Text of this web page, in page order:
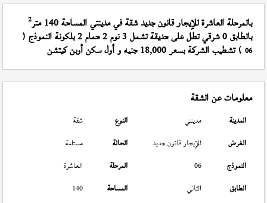
بالمرحلة العاشرة للإيجار قانون جديد شقة في مدينتي المساحة 140 متر 2
بالطابق 0 شرقي تطل على حديقة تشمل 3 نوم 2 حمام 2 بلكونة النموذج (
06 ) تشطيب الشركة بسعر 18,000 جنيه و أول سكن أوبن كيتشن
معلومات عن الشقة
المدينة مدينتي النوع
شقة
الغرض
للإيجار قانون جديد الحالة
مستلمة
النموذج
06 المرحلة
العاشرة
الطابق
الثاني المساحة
140